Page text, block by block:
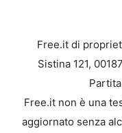
Free.it di
Sistina 121,
Free.it non è una
aggiornato senza